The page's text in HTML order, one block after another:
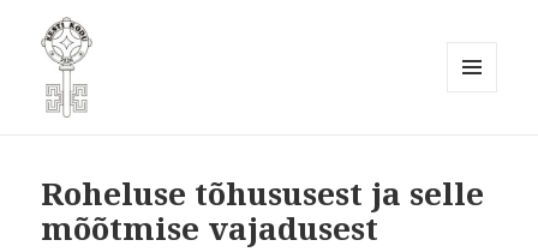
MTÜ
Roheluse tõhususest ja selle
mõõtmise vajadusest